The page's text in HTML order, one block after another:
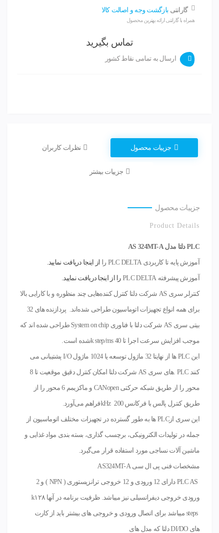
گارانتی بازگشت وجه و اصالت کالا
همراه با گارانتی ارائه بهترین محصول
تماس بگیرید
ارسال به تمامی نقاط کشور
جزییات محصول نظرات کاربران
جزییات بیشتر
جزییات محصول
Product Details
PLC دلتا مدل AS 324MT-A
آموزش پایه تا کاربردی PLC DELTA را از اینجا دریافت نمایید.
آموزش پیشرفته PLC DELTA را از اینجا دریافت نمایید.
کنترلر سری AS شرکت دلتا کنترل کننده‌هایی چند منظوره و با کارایی بالا
برای همه انواع تجهیزات اتوماسیون طراحی شده‌اند. پردازنده های 32
بیتی سری AS شرکت دلتا با فناوری System on chipطراحی شده اند که
موجب افزایش سرعت اجرا تا 40 k step/msشده است.
این PLCها از نهایتا 32 ماژول توسعه یا 1024 ماژول I/O پشتیبانی می
کنند . PLCهای سری AS شرکت دلتا امکان کنترل دقیق موقعیت تا 8
محور را از طریق شبکه حرکتی CANopen و ماکزیمم 6 محور را از
طریق کنترل پالس با فرکانس 200 kHzفراهم می‌آورد.
این سری ازPLCها به طور گسترده در تجهیزات مختلف اتوماسیون از
جمله در تولیدات الکترونیکی، برچسب گذاری، بسته بندی مواد غذایی و
ماشین آلات نساجی مورد استفاده قرار می‌گیرد
مشخصات فنی پی ال سی AS324MT-A
PLC ASدارای 12 ورودی و 12 خروجی ترانزیستوری ( NPN ) و 2
ورودی خروجی دیفرانسیلی نیز میباشد. ظرفیت برنامه در آنها ۱۲۸ k
stepsمیباشد برای اتصال ورودی و خروجی های بیشتر باید از کارت
های DI/DOدلتا که مدل های